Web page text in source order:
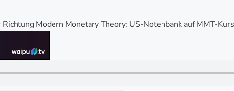
Modern Monetary Theory: US-Notenbank auf MMT-Kurs